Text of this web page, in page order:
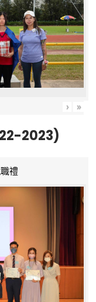
› »
2023)
禮